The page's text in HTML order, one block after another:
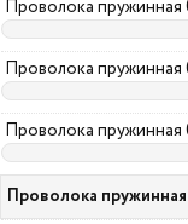
Проволока пружинная
Проволока пружинная
Проволока пружинная
Проволока пружинная